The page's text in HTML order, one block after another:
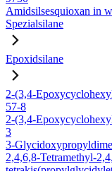
Amidsilsesquioxan in
Spezialsilane
Epoxidsilane
2-(3,4-
57-8
2-(3,4-
3
3-
2,4,6,8-Tetramethyl-